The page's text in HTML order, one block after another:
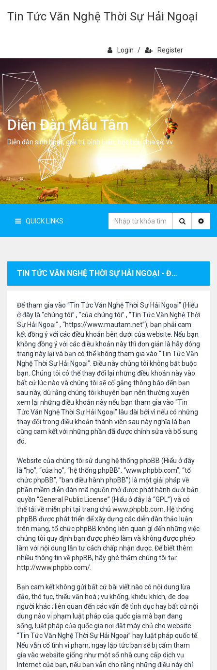
Tin Tức Văn Nghệ Thời Sự Hải Ngoại
Login / Register
Diễn Đàn Mẫu Tâm
Diễn đàn sinh hoạt, giải trí, bình luân, học hỏi, chia sẻ, vv.
QUICK LINKS
TIN TỨC VĂN NGHỆ THỜI SỰ HẢI NGOẠI - ĐIỀU KHOẢN ĐĂNG KÝ THÀNH VIÊN
Để tham gia vào “Tin Tức Văn Nghệ Thời Sự Hải Ngoại” (Hiểu
ở đây là “chúng tôi” , “của chúng tôi” , “Tin Tức Văn Nghệ Thời
Sự Hải Ngoại” , “https://www.mautam.net”), bạn phải cam
kết đồng ý với các điều khoản bên dưới của website. Nếu bạn
không đồng ý với các điều khoản này thì đơn giản là hãy đóng
trang này lại và bạn có thể không tham gia vào “Tin Tức Văn
Nghệ Thời Sự Hải Ngoại”. Điều này chúng tôi không bắt buộc
bạn. Chúng tôi có thể thay đổi lại những điều khoản này vào
bất cứ lúc nào và chúng tôi sẽ cố gắng thông báo đến bạn
sau này, dù rằng chúng tôi khuyên bạn nên thường xuyên
xem lại những điều khoản này nếu bạn tham gia vào “Tin
Tức Văn Nghệ Thời Sự Hải Ngoại” lâu dài bởi vì nếu có những
thay đổi trong điều khoản thành viên sau này nghĩa là bạn
cũng cam kết với những phần đã được chỉnh sửa và bổ sung
đó.
Website của chúng tôi sử dụng hệ thống phpBB (Hiểu ở đây
là “họ”, “của họ”, “hệ thống phpBB”, “www.phpbb.com”, “tổ
chức phpBB”, “ban điều hành phpBB”) là một giải pháp về
phần mềm diễn đàn mã nguồn mở được phát hành dưới bản
quyền “General Public License” (Hiểu ở đây là “GPL”) và có
thể tải về miễn phí tại trang chủ www.phpbb.com . Hệ thống
phpBB được phát triển để xây dựng các diễn đàn thảo luận
trên mạng, tổ chức phpBB không liên quan gì đến những việc
chúng tôi quy định bạn được phép làm và không được phép
làm với nội dung lẫn tư cách chấp nhận được. Để biết thêm
nhiều thông tin về phpBB, hãy ghé thăm chúng tôi tại:
http://www.phpbb.com/
Bạn cam kết không gửi bất cứ bài viết nào có nội dung lừa
đảo, thô tục, thiếu văn hoá ; vu khống, khiêu khích, đe doạ
người khác ; liên quan đến các vấn đề tình dục hay bất cứ nội
dung nào vi phạm luật pháp của quốc gia mà bạn đang
sống, luật pháp của quốc gia nơi đặt máy chủ cho website
“Tin Tức Văn Nghệ Thời Sự Hải Ngoại” hay luật pháp quốc tế.
Nếu vẫn cố tình vi phạm, ngay lập tức bạn sẽ bị cấm tham
gia vào website giống như một số nhà cung cấp dịch vụ
Internet của bạn, nếu bạn vẫn cho rằng những điều này chỉ